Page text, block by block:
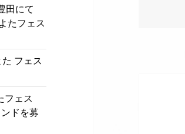
田にて
たフェス
フェス
フェス
ドを募